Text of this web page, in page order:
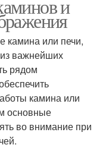
и
камина или печи,
важнейших
рядом
камина или
основные
во внимание при